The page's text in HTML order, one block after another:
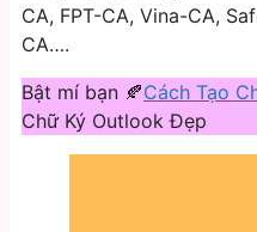
CA, FPT-CA, Vina-CA,
CA….
Bật mí bạn 🍂Cách Tạo
Chữ Ký Outlook Đẹp